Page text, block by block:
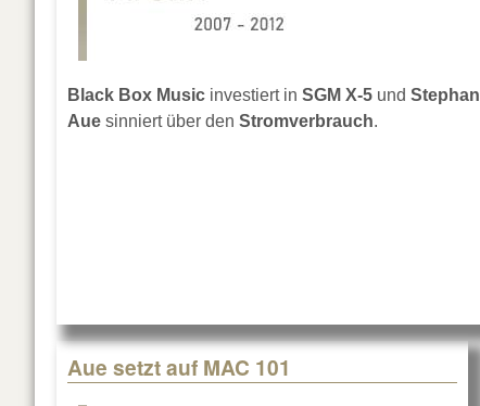
Black Box Music investiert in SGM X-5 und Stephan
Aue sinniert über den Stromverbrauch.
Aue setzt auf MAC 101